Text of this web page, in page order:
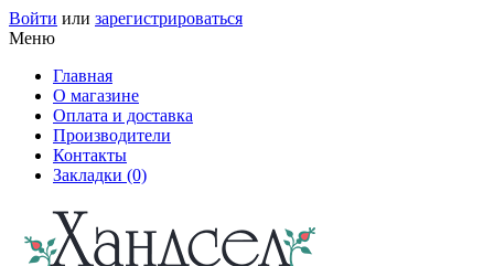
Войти или зарегистрироваться
Меню
Главная
О магазине
Оплата и доставка
Производители
Контакты
Закладки (0)